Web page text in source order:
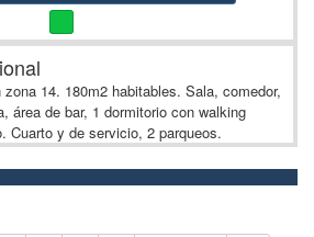
14. 180m2 habitables. Sala, comedor,
área de bar, 1 dormitorio con walking
Cuarto y de servicio, 2 parqueos.